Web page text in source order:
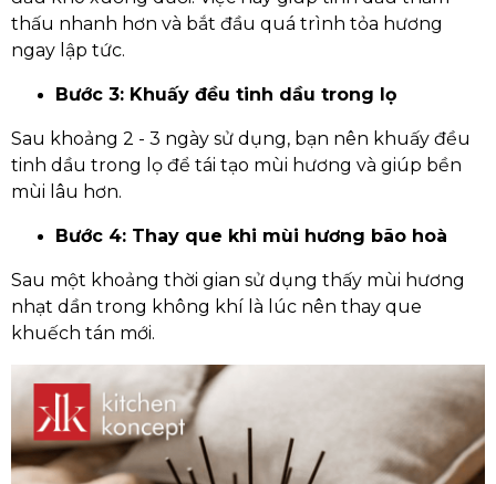
thấu nhanh hơn và bắt đầu quá trình tỏa hương
ngay lập tức.
Bước 3: Khuấy đều tinh dầu trong lọ
Sau khoảng 2 - 3 ngày sử dụng, bạn nên khuấy đều
tinh dầu trong lọ để tái tạo mùi hương và giúp bền
mùi lâu hơn.
Bước 4: Thay que khi mùi hương bão hoà
Sau một khoảng thời gian sử dụng thấy mùi hương
nhạt dần trong không khí là lúc nên thay que
khuếch tán mới.